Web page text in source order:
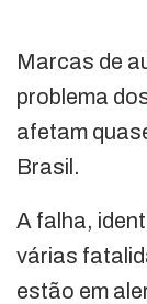
Marcas de
problema
afetam
Brasil.
A falha,
várias
estão em